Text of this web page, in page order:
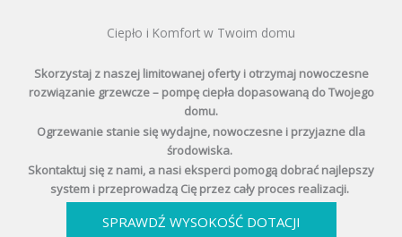
Ciepło i Komfort w Twoim domu
Skorzystaj z naszej limitowanej oferty i otrzymaj nowoczesne
rozwiązanie grzewcze – pompę ciepła dopasowaną do Twojego
domu.
Ogrzewanie stanie się wydajne, nowoczesne i przyjazne dla
środowiska.
Skontaktuj się z nami, a nasi eksperci pomogą dobrać najlepszy
system i przeprowadzą Cię przez cały proces realizacji.
SPRAWDŹ WYSOKOŚĆ DOTACJI